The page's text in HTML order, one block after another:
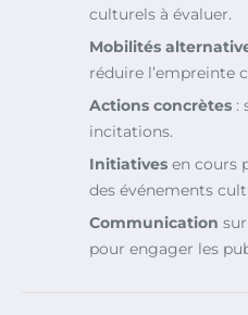
culturels à évaluer.
Mobilités
réduire l’empreinte
Actions concrètes :
incitations.
Initiatives en cours
des événements
Communication
pour engager les